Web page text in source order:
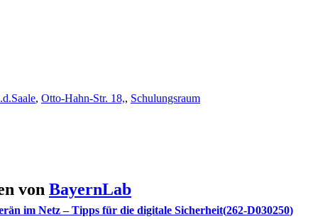
, Otto-Hahn-Str. 18,, Schulungsraum
von BayernLab
im Netz – Tipps für die digitale Sicherheit 262-D030250